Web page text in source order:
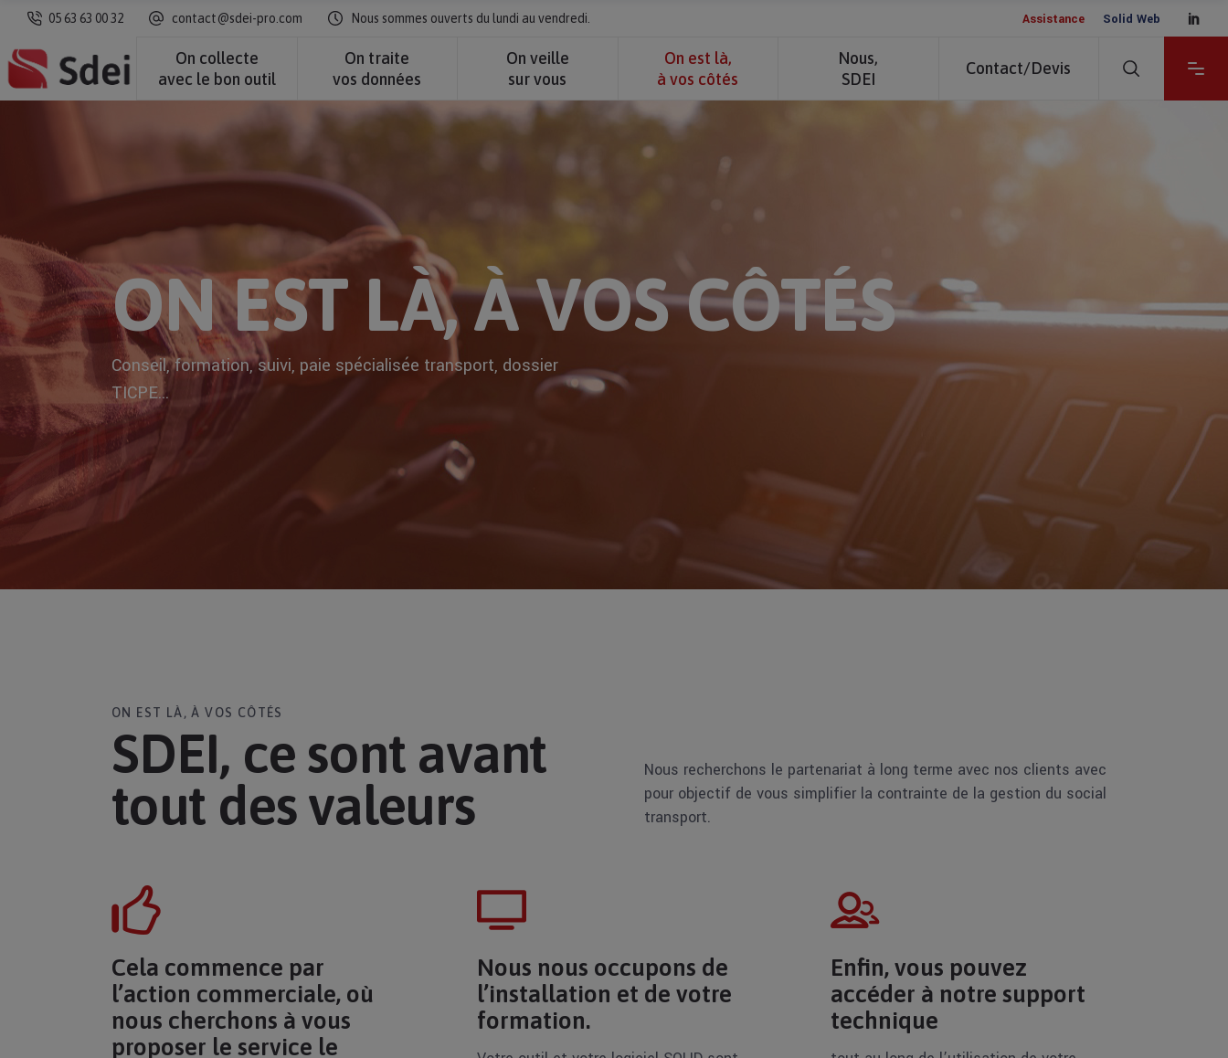
05 63 63 00 32 contact@sdei-pro.com Nous sommes ouverts du lundi au vendredi. Assistance Solid Web
On collecte
avec le bon outil
On traite
vos données
On veille
sur vous
On est là,
à vos côtés
Nous,
SDEI
Contact/Devis
ON EST LÀ, À VOS CÔTÉS
Conseil, formation, suivi, paie spécialisée transport, dossier
TICPE...
ON EST LÀ, À VOS CÔTÉS
SDEI, ce sont avant
tout des valeurs
Nous recherchons le partenariat à long terme avec nos clients avec
pour objectif de vous simplifier la contrainte de la gestion du social
transport.
Cela commence par
l’action commerciale, où
nous cherchons à vous
proposer le service le
Nous nous occupons de
l’installation et de votre
formation.
Enfin, vous pouvez
accéder à notre support
technique